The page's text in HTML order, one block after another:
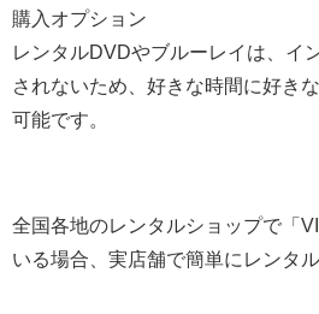
購入オプション
レンタルDVDやブルーレイは、イ
されないため、好きな時間に好き
可能です。
全国各地のレンタルショップで「
いる場合、実店舗で簡単にレンタ